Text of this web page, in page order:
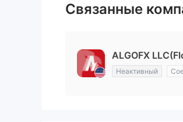
Связанные
ALGOFX
Неактивный